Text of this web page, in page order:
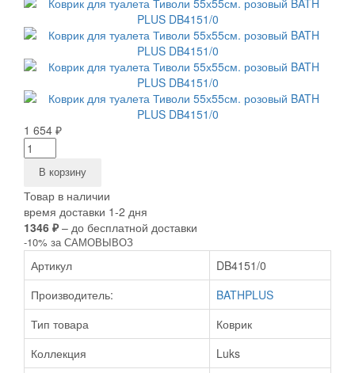
1 654 ₽
В корзину
Товар в наличии
время доставки 1-2 дня
1346 ₽ – до бесплатной доставки
-10% за САМОВЫВОЗ
Артикул
DB4151/0
Производитель:
BATHPLUS
Тип товара
Коврик
Коллекция
Luks